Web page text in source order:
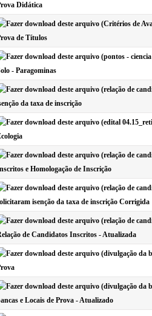
Didática
de Títulos
- Paragominas
da taxa de inscrição
e Homologação de Inscrição
isenção da taxa de inscrição Corrigida
de Candidatos Inscritos - Atualizada
e Locais de Prova - Atualizado